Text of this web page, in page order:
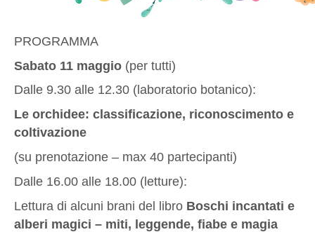
PROGRAMMA
Sabato 11 maggio (per tutti)
Dalle 9.30 alle 12.30 (laboratorio botanico):
Le orchidee: classificazione, riconoscimento e
coltivazione
(su prenotazione – max 40 partecipanti)
Dalle 16.00 alle 18.00 (letture):
Lettura di alcuni brani del libro Boschi incantati e
alberi magici – miti, leggende, fiabe e magia